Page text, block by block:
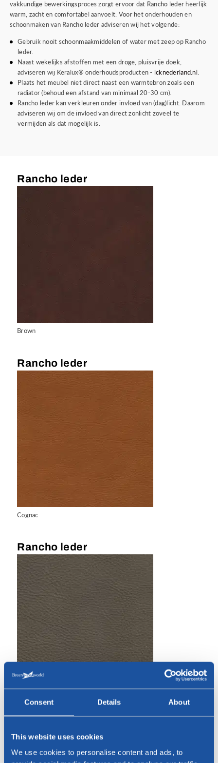
Consent Details About
This website uses cookies
We use cookies to personalise content and ads, to
vakkundige bewerkingsproces zorgt ervoor dat Rancho leder heerlijk
warm, zacht en comfortabel aanvoelt. Voor het onderhouden en
schoonmaken van Rancho leder adviseren wij het volgende:
Gebruik nooit schoonmaakmiddelen of water met zeep op Rancho
leder.
Naast wekelijks afstoffen met een droge, pluisvrije doek,
adviseren wij Keralux® onderhoudsproducten - lcknederland.nl.
Plaats het meubel niet direct naast een warmtebron zoals een
radiator (behoud een afstand van minimaal 20-30 cm).
Rancho leder kan verkleuren onder invloed van (dag)licht. Daarom
adviseren wij om de invloed van direct zonlicht zoveel te
vermijden als dat mogelijk is.
Rancho leder
Brown
Rancho leder
Cognac
Rancho leder
Green
Rancho leder